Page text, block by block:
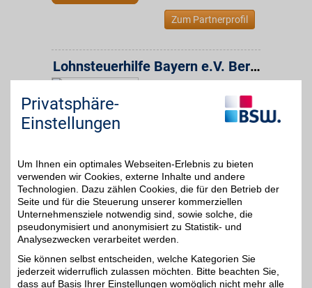
Zum Partnerprofil
32,5 km
Lohnsteuerhilfe Bayern e.V. Beratungsstelle
Auf Karte anzeigen
33 km
15€
Lohnsteuerhilfe Bayern e.V. Beratungsstelle
Frankenstr. 1 ,
65549
Limburg
Auf Karte anzeigen
Zum Partnerprofil
Privatsphäre-
Einstellungen
Um Ihnen ein optimales Webseiten-Erlebnis zu bieten
verwenden wir Cookies, externe Inhalte und andere
Technologien. Dazu zählen Cookies, die für den Betrieb der
Seite und für die Steuerung unserer kommerziellen
Unternehmensziele notwendig sind, sowie solche, die
pseudonymisiert und anonymisiert zu Statistik- und
Analysezwecken verarbeitet werden.
Sie können selbst entscheiden, welche Kategorien Sie
jederzeit widerruflich zulassen möchten. Bitte beachten Sie,
dass auf Basis Ihrer Einstellungen womöglich nicht mehr alle